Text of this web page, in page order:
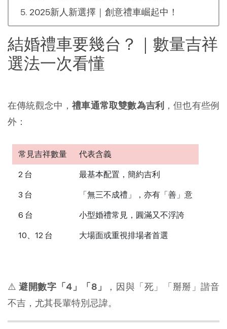
2025新人新選擇｜創意禮車崛起中！
結婚禮車要幾台？｜數量吉祥
選法一次看懂
在傳統觀念中，禮車通常取雙數為吉利 ，但也有些例
外：
常見吉祥數量 代表含義
2 台 最基本配置，簡約吉利
3 台 「無三不成禮」，亦有「善」意
6 台 小型婚禮常見，圓滿又不浮誇
10、12 台 大場面或重視排場者首選
⚠️避開數字「4」「8」
，因與「死」「掰掰」諧音
不吉，尤其長輩特別忌諱。